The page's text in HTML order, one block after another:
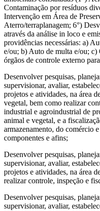
Contaminação por resíduos
Intervenção em Área de
Aterro/terraplanagem; 6°)
através da análise in loco e
providências necessárias: a)
e/ou; b) Auto de multa e/ou;
órgãos de controle externo
Desenvolver pesquisas,
supervisionar, avaliar,
projetos e atividades, na área
vegetal, bem como realizar
industrial e agroindustrial de
animal e vegetal, e a
armazenamento, do comércio
componentes e afins;
Desenvolver pesquisas,
supervisionar, avaliar,
projetos e atividades, na área
realizar controle, inspeção e
Desenvolver pesquisas,
supervisionar, avaliar,